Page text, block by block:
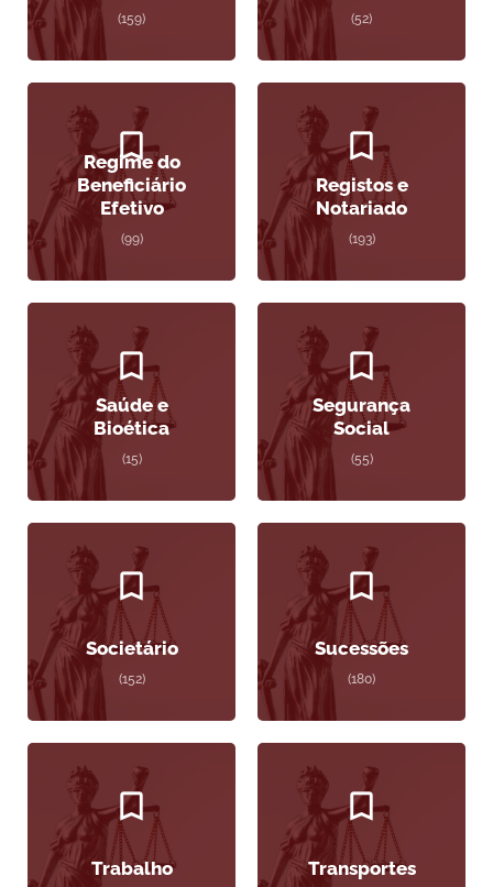
(159) (52)
Regime do
Beneficiário
Efetivo
(99)
Registos e
Notariado
(193)
Saúde e
Bioética
(15)
Segurança
Social
(55)
Societário
(152)
Sucessões
(180)
Trabalho Transportes